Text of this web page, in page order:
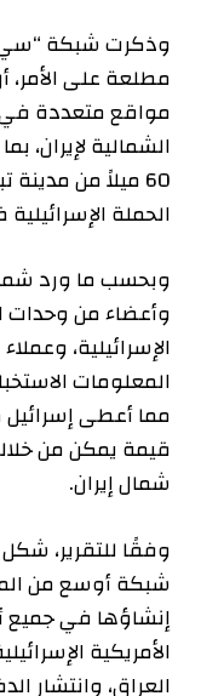
وذكرت شبكة “سي
مطلعة على الأمر،
مواقع متعددة في
الشمالية
60 ميلاً من
الحملة
وبحسب ما ورد شمل
وأعضاء من وحدات
الإسرائيلية،
المعلومات
مما أعطى
قيمة يمكن من
شمال إيران.
وفقًا للتقرير، شكل
شبكة أوسع من
إنشاؤها في جميع
الأمريكية
العراق، وانتشار